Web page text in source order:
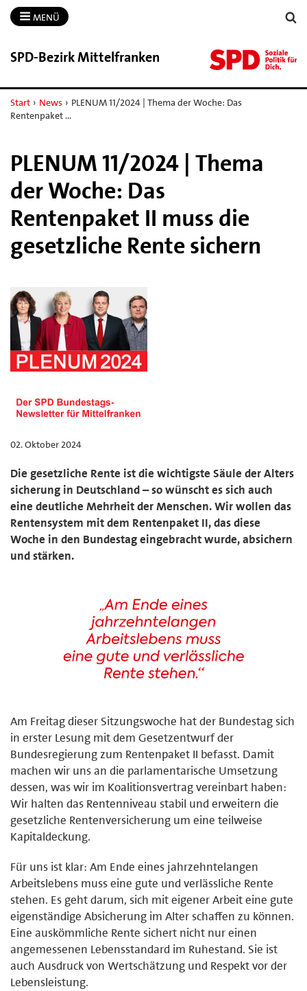
MENÜ
SPD-​Bezirk Mittelfranken
Start › News › PLENUM 11/2024 | Thema der Woche: Das
Rentenpaket …
PLENUM 11/2024 | Thema
der Woche: Das
Rentenpaket II muss die
gesetzliche Rente sichern
02. Oktober 2024
Die gesetzliche Rente ist die wichtigste Säule der Alters
sicherung in Deutschland – so wünscht es sich auch
eine deutliche Mehrheit der Menschen. Wir wollen das
Rentensystem mit dem Rentenpaket II, das diese
Woche in den Bundestag eingebracht wurde, absichern
und stärken.
Am Freitag dieser Sitzungswoche hat der Bundestag sich
in erster Lesung mit dem Gesetzentwurf der
Bundesregierung zum Rentenpaket II befasst. Damit
machen wir uns an die parlamentarische Umsetzung
dessen, was wir im Koalitionsvertrag vereinbart haben:
Wir halten das Rentenniveau stabil und erweitern die
gesetzliche Rentenversicherung um eine teilweise
Kapitaldeckung.
Für uns ist klar: Am Ende eines jahrzehntelangen
Arbeitslebens muss eine gute und verlässliche Rente
stehen. Es geht darum, sich mit eigener Arbeit eine gute
eigenständige Absicherung im Alter schaffen zu können.
Eine auskömmliche Rente sichert nicht nur einen
angemessenen Lebensstandard im Ruhestand. Sie ist
auch Ausdruck von Wertschätzung und Respekt vor der
Lebensleistung.